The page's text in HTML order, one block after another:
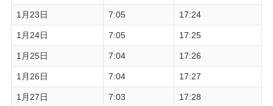
1月23日 7:05 17:24
1月24日 7:05 17:25
1月25日 7:04 17:26
1月26日 7:04 17:27
1月27日 7:03 17:28